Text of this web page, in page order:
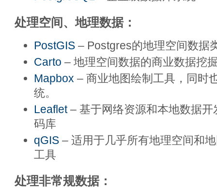
处理空间、地理数据：
PostGIS – Postgres的地理空间数据
Carto – 地理空间数据的商业数据挖
Mapbox – 商业地图绘制工具，同时
统。
Leaflet– 基于网络资源和本地数据开
码库
qGIS – 适用于几乎所有地理空间和
工具
处理非常规数据：